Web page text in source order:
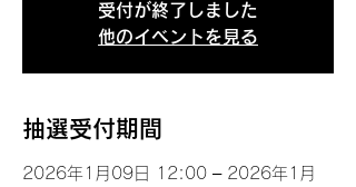
受付が終了しました
他のイベントを見る
抽選受付期間
2026年1月09日 12:00 – 2026年1月